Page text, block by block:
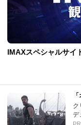
IMAXスペシャルサイ
ク
デ